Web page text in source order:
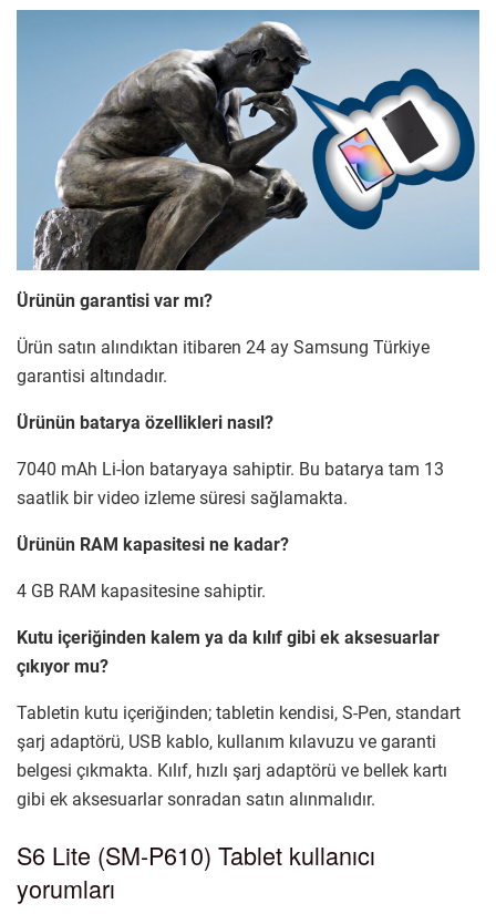
Ürünün garantisi var mı?
Ürün satın alındıktan itibaren 24 ay Samsung Türkiye
garantisi altındadır.
Ürünün batarya özellikleri nasıl?
7040 mAh Li-İon bataryaya sahiptir. Bu batarya tam 13
saatlik bir video izleme süresi sağlamakta.
Ürünün RAM kapasitesi ne kadar?
4 GB RAM kapasitesine sahiptir.
Kutu içeriğinden kalem ya da kılıf gibi ek aksesuarlar
çıkıyor mu?
Tabletin kutu içeriğinden; tabletin kendisi, S-Pen, standart
şarj adaptörü, USB kablo, kullanım kılavuzu ve garanti
belgesi çıkmakta. Kılıf, hızlı şarj adaptörü ve bellek kartı
gibi ek aksesuarlar sonradan satın alınmalıdır.
S6 Lite (SM-P610) Tablet kullanıcı
yorumları